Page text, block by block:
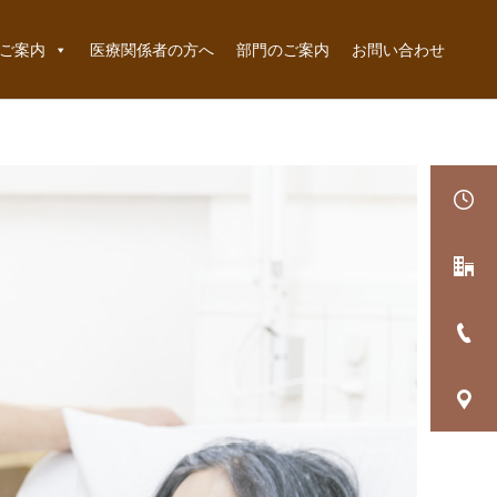
案内 医療関係者の方へ 部門のご案内 お問い合わせ